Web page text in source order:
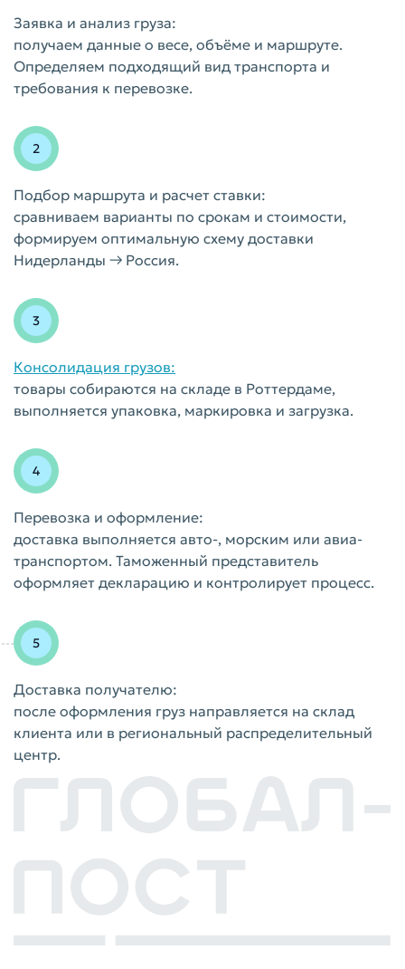
Заявка и анализ груза:
получаем данные о весе, объёме и маршруте.
Определяем подходящий вид транспорта и
требования к перевозке.
Подбор маршрута и расчет ставки:
сравниваем варианты по срокам и стоимости,
формируем оптимальную схему доставки
Нидерланды → Россия.
Консолидация грузов:
товары собираются на складе в Роттердаме,
выполняется упаковка, маркировка и загрузка.
Перевозка и оформление:
доставка выполняется авто-, морским или авиа-
транспортом. Таможенный представитель
оформляет декларацию и контролирует процесс.
Доставка получателю:
после оформления груз направляется на склад
клиента или в региональный распределительный
центр.